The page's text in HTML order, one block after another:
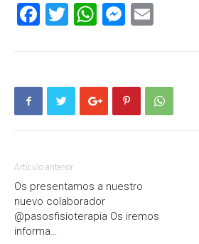
Facebook
Twitter
WhatsApp
Artículo anterior
Os presentamos a nuestro
nuevo colaborador
@pasosfisioterapia Os iremos
informa…